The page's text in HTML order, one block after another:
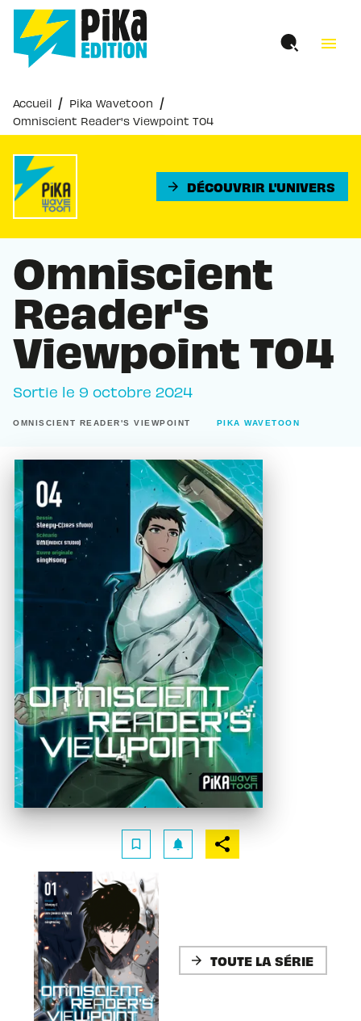
MENU RECHERCHE
PIED DE PAGE
menu
Accueil / Pika Wavetoon /
Omniscient Reader's Viewpoint T04
arrow_forward DÉCOUVRIR L'UNIVERS
Omniscient
Reader's
Viewpoint T04
Sortie le 9 octobre 2024
OMNISCIENT READER'S VIEWPOINT PIKA WAVETOON
bookmark_border notifications
arrow_forward TOUTE LA SÉRIE